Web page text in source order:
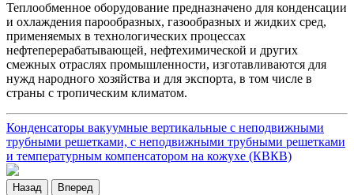
Теплообменное оборудование предназначено для конденсации
и охлаждения парообразных, газообразных и жидких сред,
применяемых в технологических процессах
нефтеперерабатывающей, нефтехимической и других
смежных отраслях промышленности, изготавливаются для
нужд народного хозяйства и для экспорта, в том числе в
страны с тропическим климатом.
Конденсаторы вакуумные вертикальные с неподвижными
трубными решетками, с неподвижными трубными решетками
и температурным компенсатором на кожухе (КВКВ)
Назад Вперед